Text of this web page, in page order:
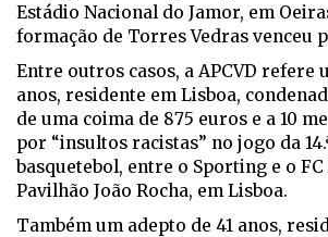
Estádio Nacional do Jamor, em
formação de Torres Vedras venceu
Entre outros casos, a APCVD refere
anos, residente em Lisboa,
de uma coima de 875 euros e a 10
por “insultos racistas” no jogo da
basquetebol, entre o Sporting e o
Pavilhão João Rocha, em Lisboa.
Também um adepto de 41 anos,